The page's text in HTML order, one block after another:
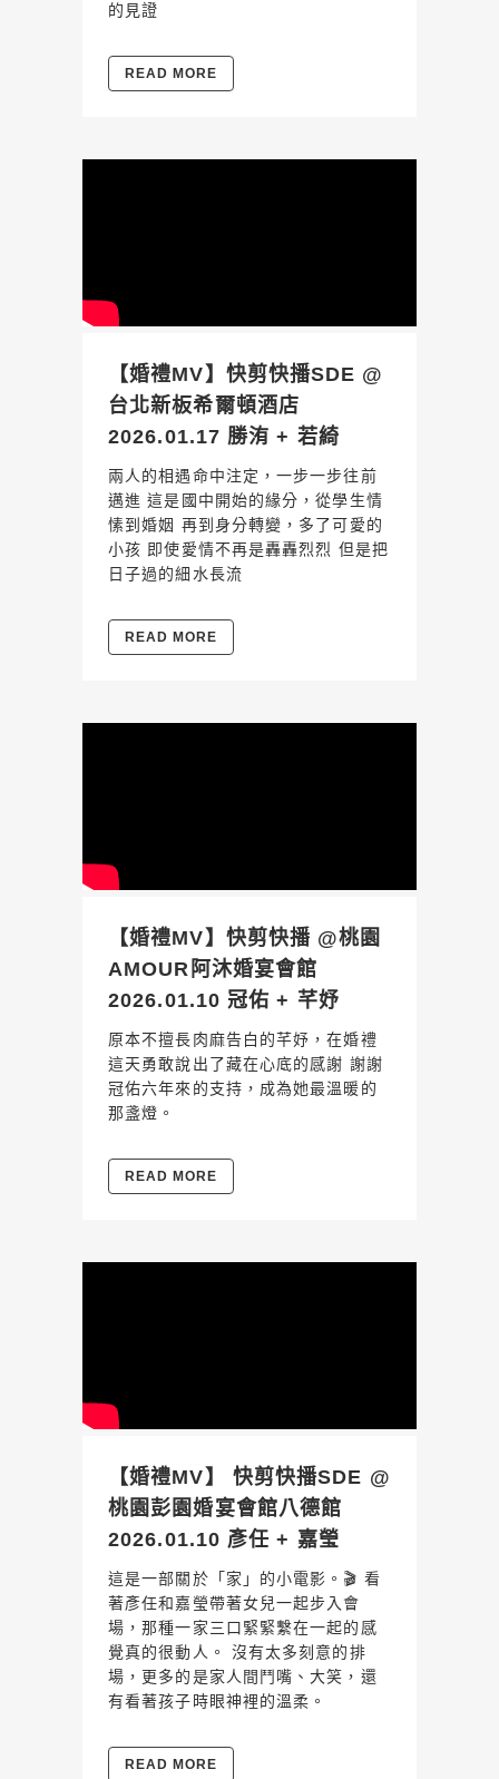
的見證
READ MORE
【婚禮MV】快剪快播SDE @
台北新板希爾頓酒店
2026.01.17 勝洧 + 若綺
兩人的相遇命中注定，一步一步往前
邁進 這是國中開始的緣分，從學生情
愫到婚姻 再到身分轉變，多了可愛的
小孩 即使愛情不再是轟轟烈烈 但是把
日子過的細水長流
READ MORE
【婚禮MV】快剪快播 @桃園
AMOUR阿沐婚宴會館
2026.01.10 冠佑 + 芊妤
原本不擅長肉麻告白的芊妤，在婚禮
這天勇敢說出了藏在心底的感謝 謝謝
冠佑六年來的支持，成為她最溫暖的
那盞燈。
READ MORE
【婚禮MV】 快剪快播SDE @
桃園彭園婚宴會館八德館
2026.01.10 彥任 + 嘉瑩
這是一部關於「家」的小電影。🎬 看
著彥任和嘉瑩帶著女兒一起步入會
場，那種一家三口緊緊繫在一起的感
覺真的很動人。 沒有太多刻意的排
場，更多的是家人間鬥嘴、大笑，還
有看著孩子時眼神裡的溫柔。
READ MORE